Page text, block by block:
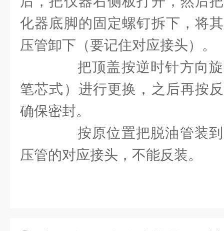
化器底脚的固定螺钉拆下，将
压管卸下（要记住对应接头）。
把顶盖按逆时针方向旋
笔芯式）进行更换，之后再按
确保密封。
按原位置把脱油管装到
压管的对应接头，不能反装。